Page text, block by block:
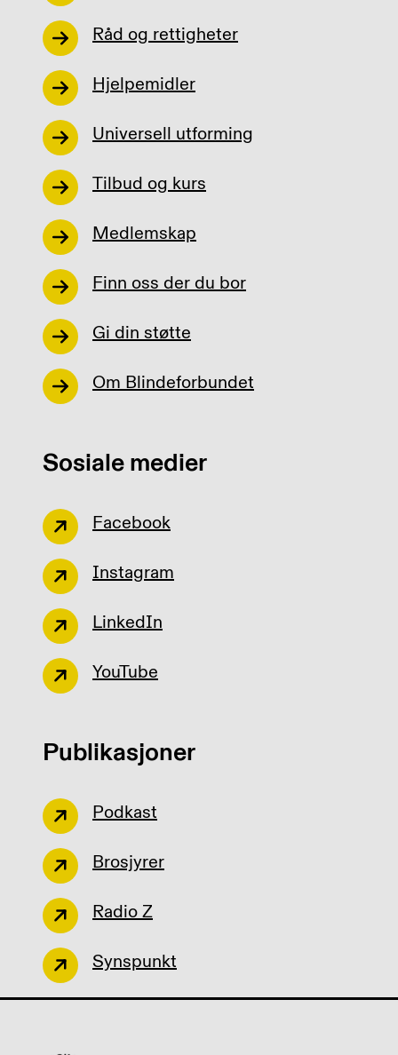
Råd og rettigheter
Hjelpemidler
Universell utforming
Tilbud og kurs
Medlemskap
Finn oss der du bor
Gi din støtte
Om Blindeforbundet
Sosiale medier
Facebook
Instagram
LinkedIn
YouTube
Publikasjoner
Podkast
Brosjyrer
Radio Z
Synspunkt